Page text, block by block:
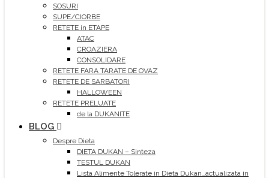
SOSURI
SUPE/CIORBE
RETETE in ETAPE
ATAC
CROAZIERA
CONSOLIDARE
RETETE FARA TARATE DE OVAZ
RETETE DE SARBATORI
HALLOWEEN
RETETE PRELUATE
de la DUKANITE
BLOG
Despre Dieta
DIETA DUKAN – Sinteza
TESTUL DUKAN
Lista Alimente Tolerate in Dieta Dukan_actualizata in